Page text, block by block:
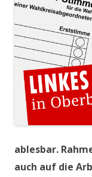
ablesbar.
auch auf die